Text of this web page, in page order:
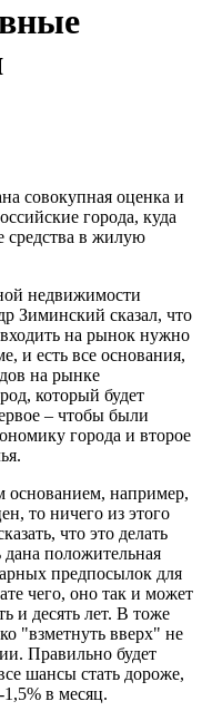
совокупная оценка и
города, куда
средства в жилую
недвижимости
Зиминский сказал, что
входить на рынок нужно
и есть все основания,
на рынке
который будет
– чтобы были
города и второе
основанием, например,
то ничего из этого
что это делать
положительная
предпосылок для
чего, оно так и может
и десять лет. В тоже
"взметнуть вверх" не
Правильно будет
шансы стать дороже,
в месяц.